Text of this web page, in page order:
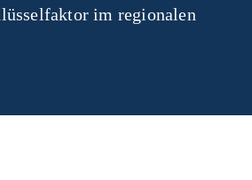
im regionalen